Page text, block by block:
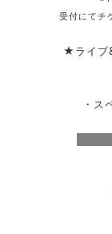
受付にてチ
★ライブ
・ス